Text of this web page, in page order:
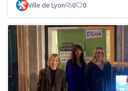
Ville de Lyon 0 0